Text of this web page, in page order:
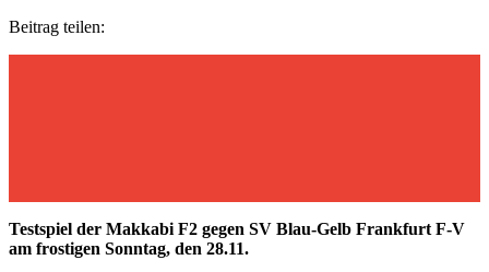
Beitrag teilen:
Testspiel der Makkabi F2 gegen SV Blau-Gelb Frankfurt F-V
am frostigen Sonntag, den 28.11.